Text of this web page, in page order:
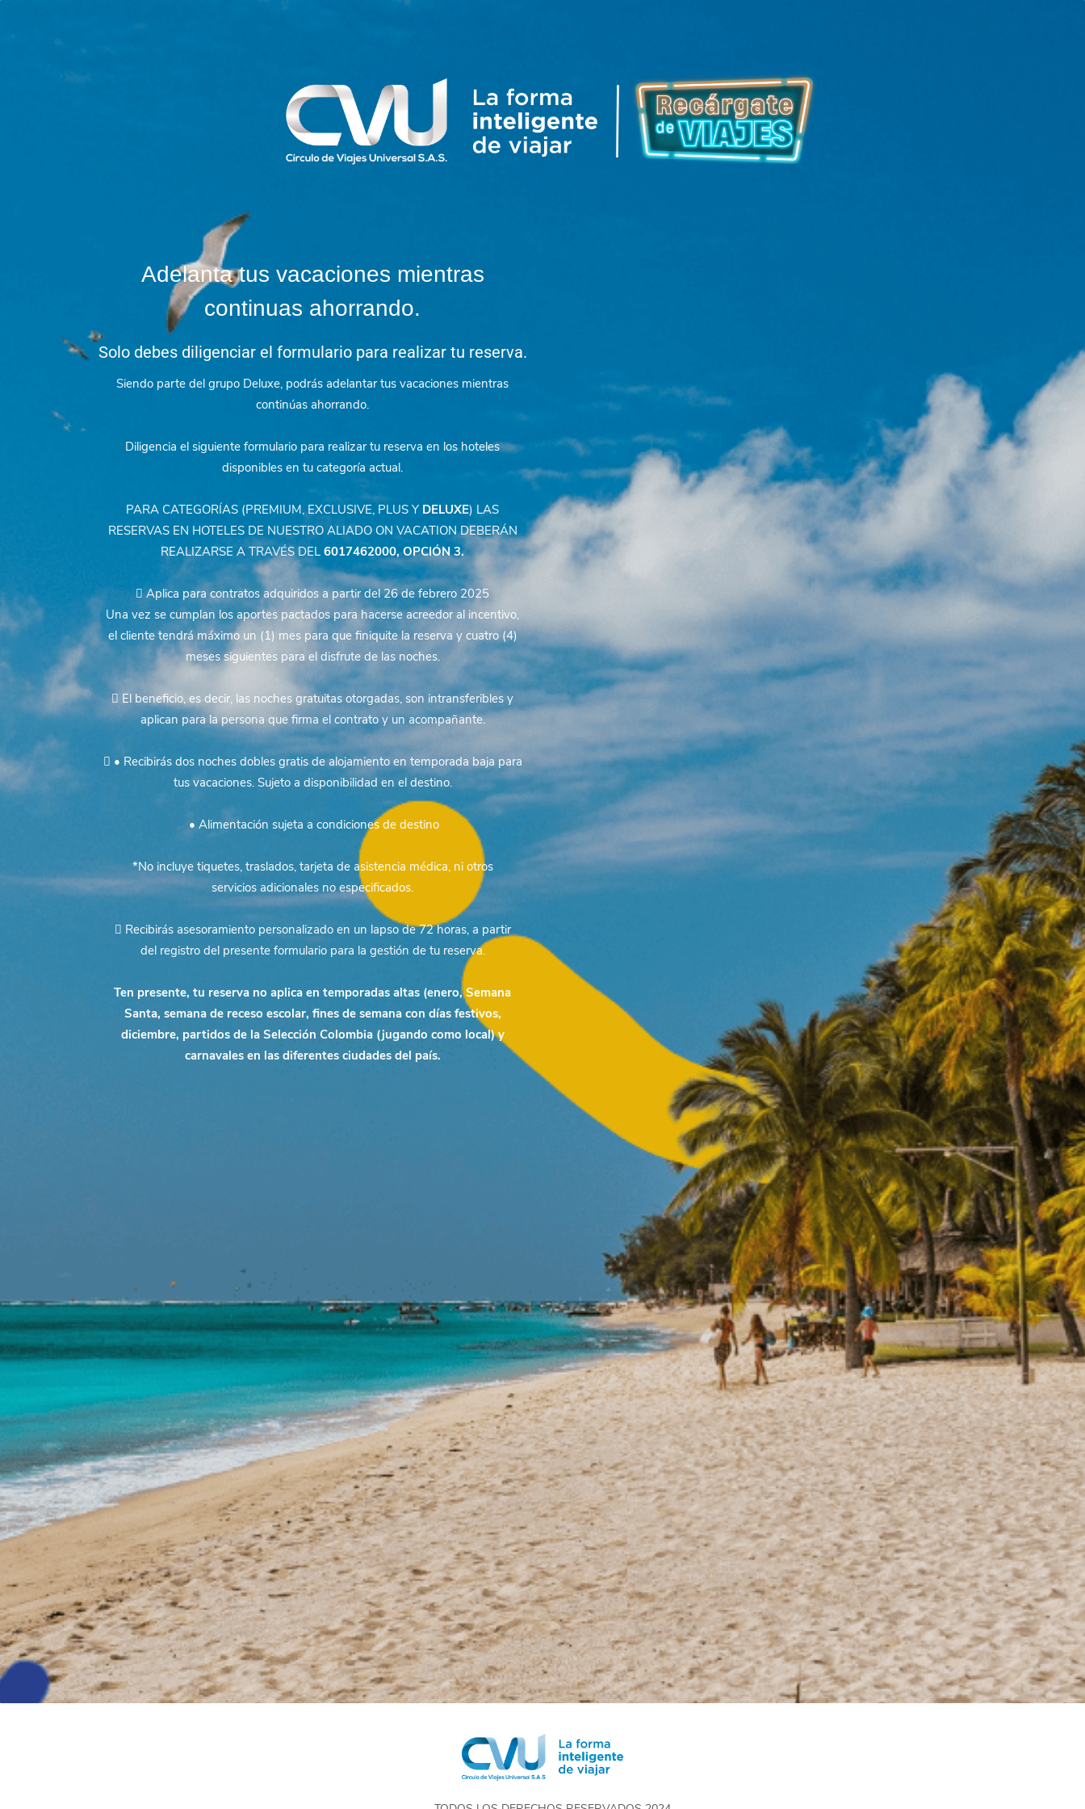
Adelanta tus vacaciones mientras
continuas ahorrando.
Solo debes diligenciar el formulario para realizar tu reserva.
Siendo parte del grupo Deluxe, podrás adelantar tus vacaciones mientras
continúas ahorrando.
Diligencia el siguiente formulario para realizar tu reserva en los hoteles
disponibles en tu categoría actual.
PARA CATEGORÍAS (PREMIUM, EXCLUSIVE, PLUS Y DELUXE) LAS
RESERVAS EN HOTELES DE NUESTRO ALIADO ON VACATION DEBERÁN
REALIZARSE A TRAVÉS DEL 6017462000,OPCIÓN 3.
 Aplica para contratos adquiridos a partir del 26 de febrero 2025
Una vez se cumplan los aportes pactados para hacerse acreedor al incentivo,
el cliente tendrá máximo un (1) mes para que finiquite la reserva y cuatro (4)
mesessiguientes para el disfrute de las noches.
 El beneficio, es decir, las noches gratuitas otorgadas, son intransferibles y
aplican para la persona que firma el contrato y un acompañante.
 • Recibirás dos noches dobles gratis de alojamiento en temporada baja para
tus vacaciones. Sujeto a disponibilidad en el destino.
• Alimentación sujeta a condiciones de destino
*No incluye tiquetes, traslados, tarjeta de asistencia médica, ni otros
servicios adicionales no especificados.
 Recibirás asesoramiento personalizado en un lapso de 72 horas, a partir
del registro del presente formulario para la gestión de tu reserva.
Ten presente, tu reserva no aplica en temporadas altas (enero, Semana
Santa, semana de receso escolar, fines de semana con días festivos,
diciembre, partidos de la Selección Colombia (jugando como local) y
carnavales en las diferentes ciudades del país.